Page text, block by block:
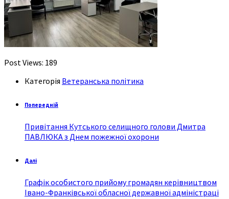
Post Views: 189
Категорія Ветеранська політика
Попередній
Привітання Кутського селищного голови Дмитра
ПАВЛЮКА з Днем пожежної охорони
Далі
Графік особистого прийому громадян керівництвом
Івано-Франківської обласної державної адміністраці